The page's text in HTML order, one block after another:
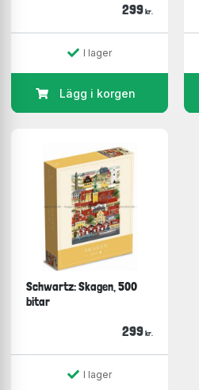
299 kr.
I lager
Lägg i korgen
Schwartz: Skagen, 500
bitar
299 kr.
I lager